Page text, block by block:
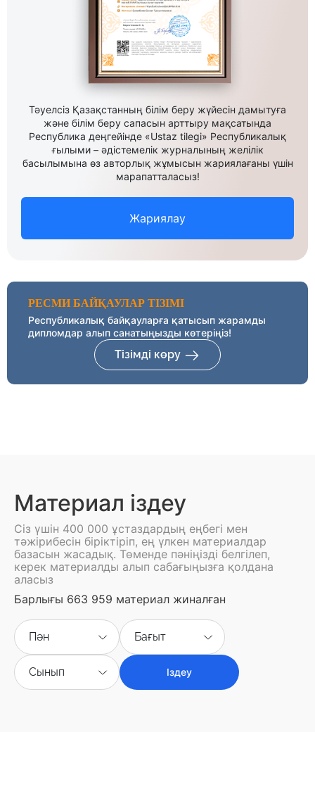
Тәуелсіз Қазақстанның білім беру жүйесін дамытуға
және білім беру сапасын арттыру мақсатында
Республика деңгейінде «Ustaz tilegi» Республикалық
ғылыми – әдістемелік журналының желілік
басылымына өз авторлық жұмысын жариялағаны үшін
марапатталасыз!
Жариялау
РЕСМИ БАЙҚАУЛАР ТІЗІМІ
Республикалық байқауларға қатысып жарамды
дипломдар алып санатыңызды көтеріңіз!
Тізімді көру
Материал іздеу
Сіз үшін 400 000 ұстаздардың еңбегі мен
тәжірибесін біріктіріп, ең үлкен материалдар
базасын жасадық. Төменде пәніңізді белгілеп,
керек материалды алып сабағыңызға қолдана
аласыз
Барлығы 663 959 материал жиналған
Пән Бағыт
Сынып Іздеу